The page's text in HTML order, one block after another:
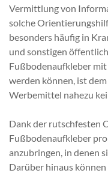
Vermittlung von
solche
besonders häufig in
und sonstigen
Fußbodenaufkleber
werden können, ist
Werbemittel nahezu
Dank der rutschfesten
Fußbodenaufkleber
anzubringen, in denen
Darüber hinaus